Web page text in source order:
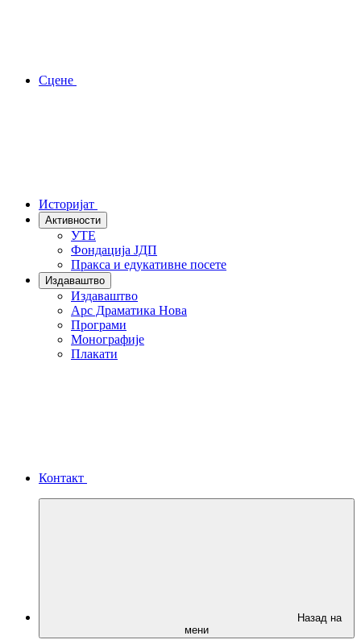
Сцене
Историјат
Активности
УТЕ
Фондација ЈДП
Пракса и едукативне посете
Издаваштво
Издаваштво
Арс Драматика Нова
Програми
Монографије
Плакати
Контакт
Назад на
мени